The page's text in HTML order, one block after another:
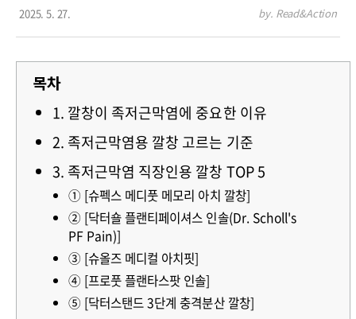
2025. 5. 27. by. Read&Action
목차
1. 깔창이 족저근막염에 중요한 이유
2. 족저근막염용 깔창 고르는 기준
3. 족저근막염 직장인용 깔창 TOP 5
① [슈펙스 메디풋 메모리 아치 깔창]
② [닥터숄 플랜티페이셔스 인솔(Dr. Scholl's
PF Pain)]
③ [슈올즈 메디컬 아치핏]
④ [프로풋 플랜타스팟 인솔]
⑤ [닥터스탠드 3단계 충격분산 깔창]